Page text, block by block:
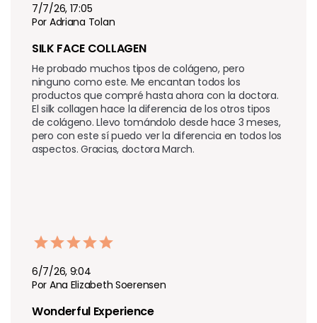
7/7/26, 17:05
Por Adriana Tolan
SILK FACE COLLAGEN
He probado muchos tipos de colágeno, pero
ninguno como este. Me encantan todos los
productos que compré hasta ahora con la doctora.
El silk collagen hace la diferencia de los otros tipos
de colágeno. Llevo tomándolo desde hace 3 meses,
pero con este sí puedo ver la diferencia en todos los
aspectos. Gracias, doctora March.
6/7/26, 9:04
Por Ana Elizabeth Soerensen
Wonderful Experience